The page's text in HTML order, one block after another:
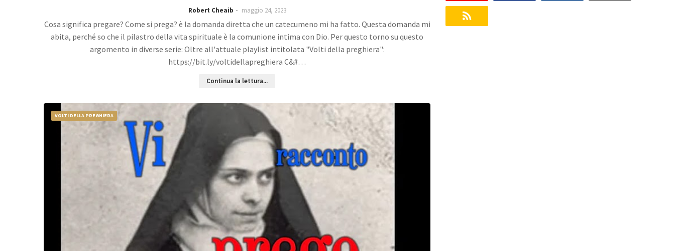
Robert Cheaib maggio 24, 2023
Cosa significa pregare? Come si prega? è la domanda diretta che un catecumeno mi ha fatto. Questa domanda mi
abita, perché so che il pilastro della vita spirituale è la comunione intima con Dio. Per questo torno su questo
argomento in diverse serie: Oltre all'attuale playlist intitolata "Volti della preghiera":
https://bit.ly/voltidellapreghiera C&#…
Continua la lettura...
VOLTI DELLA PREGHIERA